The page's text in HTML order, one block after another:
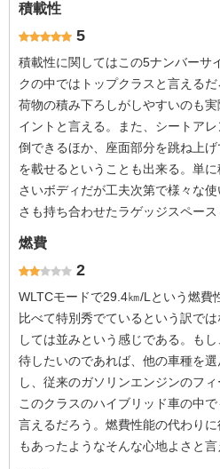
積載性
5
積載性に関してはこの5ナンバーサ
クの中ではトップクラスと言える
荷物の積み下ろしがしやすいのも
イントと言える。また、シートア
倒できるほか、座面部分を跳ね上
を載せるということも出来る。単
さいボディだが工夫次第で様々な
さも持ち合わせたラゲッジスペース
燃費
2
WLTCモードで29.4㎞/Lという燃費
比べて特別秀でているという訳で
しては並みという感じである。も
待したいのであれば、他の車種を
し、従来のガソリンエンジンのフ
このクラスのハイブリッド車の中
言えるだろう。燃費性能の代わり
もあったようなそんな心地よさと言